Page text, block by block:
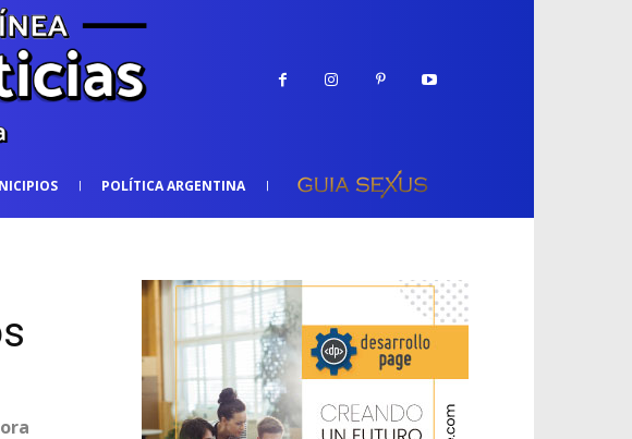
POLÍTICA ARGENTINA